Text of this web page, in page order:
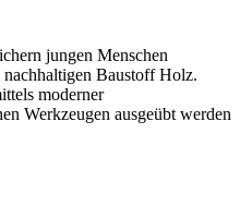
jungen Menschen
Baustoff Holz.
moderner
Werkzeugen ausgeübt werden